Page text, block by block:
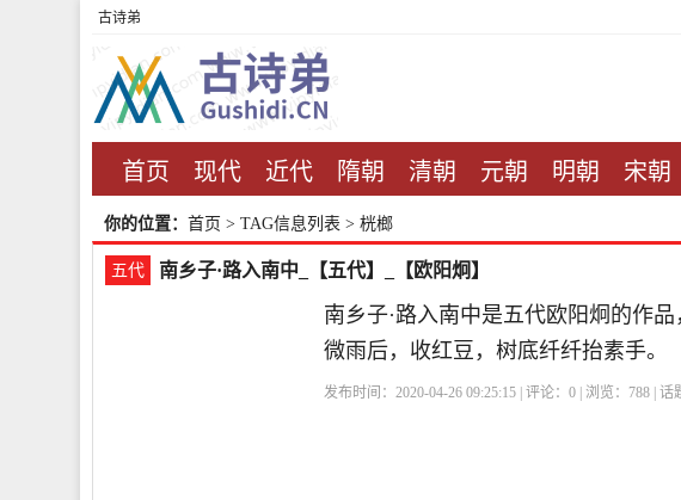
古诗弟
首页 现代 近代 隋朝 清朝 元朝 明朝 宋朝
你的位置： 首页 > TAG信息列表 > 桄榔
五代 南乡子·路入南中_【五代】_【欧阳炯】
南乡子·路入南中是五代欧阳炯的作
微雨后，收红豆，树底纤纤抬素手。
发布时间：2020-04-26 09:25:15 | 评论：0 | 浏览： 788 | 话